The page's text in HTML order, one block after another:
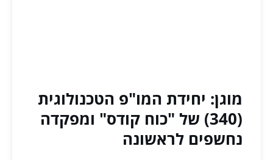
מוגן: יחידת המו"פ הטכנולוגית
(340) של "כוח קודס" ומפקדה
נחשפים לראשונה